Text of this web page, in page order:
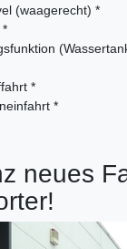
(waagerecht) *
*
*
*
neues